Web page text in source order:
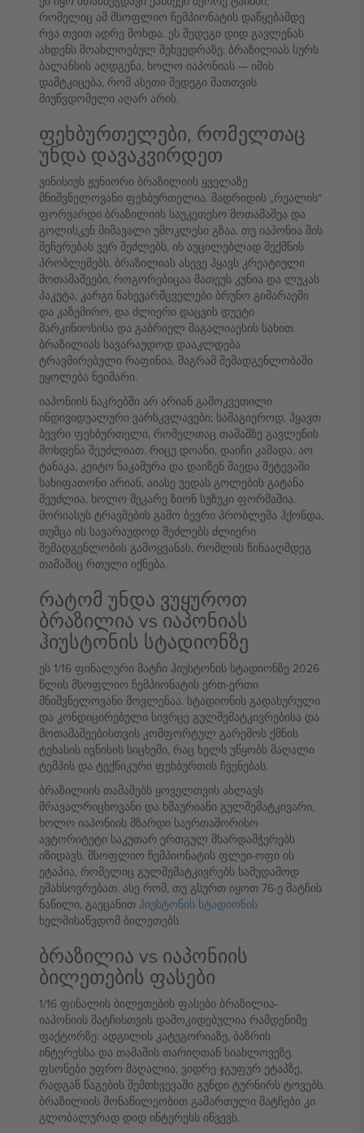
რომელიც ამ მსოფლიო ჩემპიონატის დაწყებამდე
რვა თვით ადრე მოხდა. ეს შედეგი დიდ გავლენას
ახდენს მოახლოებულ შეხვედრაზე: ბრაზილიას სურს
ბალანსის აღდგენა, ხოლო იაპონიას — იმის
დამტკიცება, რომ ასეთი შედეგი მათთვის
მიუწვდომელი აღარ არის.
ფეხბურთელები, რომელთაც
უნდა დავაკვირდეთ
ვინისიუს ჟუნიორი ბრაზილიის ყველაზე
მნიშვნელოვანი ფეხბურთელია. მადრიდის „რეალის“
ფორვარდი ბრაზილიის საუკეთესო მოთამაშეა და
გოლისკენ მიმავალი უმოკლესი გზაა. თუ იაპონია მის
შეჩერებას ვერ შეძლებს, ის აუცილებლად შექმნის
პრობლემებს. ბრაზილიას ასევე ჰყავს კრეატიული
მოთამაშეები, როგორებიცაა მათეუს კუნია და ლუკას
პაკეტა, კარგი ნახევარმცველები ბრუნო გიმარაეში
და კაზემირო, და ძლიერი დაცვის დუეტი
მარკინიოსისა და გაბრიელ მაგალიაესის სახით.
ბრაზილიას სავარაუდოდ დააკლდება
ტრავმირებული რაფინია, მაგრამ შემადგენლობაში
ეყოლება ნეიმარი.
იაპონიის ნაკრებში არ არიან გამოკვეთილი
ინდივიდუალური ვარსკვლავები; სამაგიეროდ, ჰყავთ
ბევრი ფეხბურთელი, რომელთაც თამაშზე გავლენის
მოხდენა შეუძლიათ. რიცუ დოანი, დაიჩი კამადა, აო
ტანაკა, კეიტო ნაკამურა და დაიზენ მაედა შეტევაში
სახიფათონი არიან, აიასე უედას გოლების გატანა
შეუძლია, ხოლო მეკარე ზიონ სუზუკი ფორმაშია.
მორიასუს ტრავმების გამო ბევრი პრობლემა ჰქონდა,
თუმცა ის სავარაუდოდ შეძლებს ძლიერი
შემადგენლობის გამოყვანას, რომლის წინააღმდეგ
თამაშიც რთული იქნება.
რატომ უნდა ვუყუროთ
ბრაზილია vs იაპონიას
ჰიუსტონის სტადიონზე
ეს 1/16 ფინალური მატჩი ჰიუსტონის სტადიონზე 2026
წლის მსოფლიო ჩემპიონატის ერთ-ერთი
მნიშვნელოვანი მოვლენაა. სტადიონის გადახურული
და კონდიცირებული სივრცე გულშემატკივრებისა და
მოთამაშეებისთვის კომფორტულ გარემოს ქმნის
ტეხასის ივნისის სიცხეში, რაც ხელს უწყობს მაღალი
ტემპის და ტექნიკური ფეხბურთის ჩვენებას.
ბრაზილიის თამაშებს ყოველთვის ახლავს
მრავალრიცხოვანი და ხმაურიანი გულშემატკივარი,
ხოლო იაპონიის მზარდი საერთაშორისო
ავტორიტეტი საკუთარ ერთგულ მხარდამჭერებს
იზიდავს. მსოფლიო ჩემპიონატის ფლეი-ოფი ის
ეტაპია, რომელიც გულშემატკივრებს სამუდამოდ
ემახსოვრებათ. ასე რომ, თუ გსურთ იყოთ 76-ე მატჩის
ნაწილი, გაეცანით ჰიუსტონის სტადიონის
ხელმისაწვდომ ბილეთებს.
ბრაზილია vs იაპონიის
ბილეთების ფასები
1/16 ფინალის ბილეთების ფასები ბრაზილია-
იაპონიის მატჩისთვის დამოკიდებულია რამდენიმე
ფაქტორზე: ადგილის კატეგორიაზე, ბაზრის
ინტერესსა და თამაშის თარიღთან სიახლოვეზე.
ფსონები უფრო მაღალია, ვიდრე ჯგუფურ ეტაპზე,
რადგან წაგების შემთხვევაში გუნდი ტურნირს ტოვებს.
ბრაზილიის მონაწილეობით გამართული მატჩები კი
გლობალურად დიდ ინტერესს იწვევს.